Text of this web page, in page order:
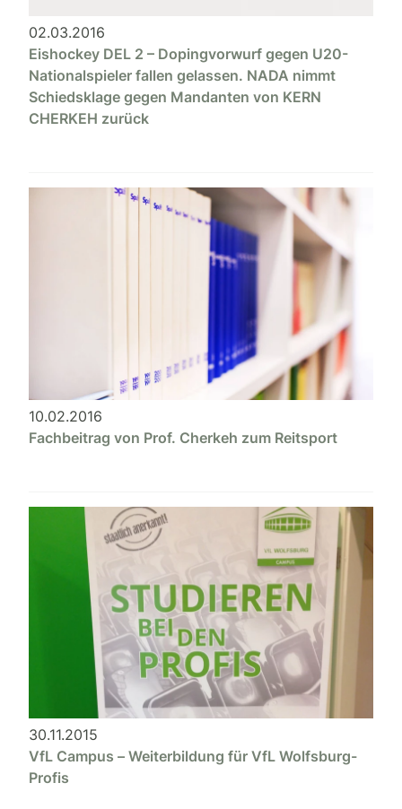
02.03.2016
Eishockey DEL 2 – Dopingvorwurf gegen U20-
Nationalspieler fallen gelassen. NADA nimmt
Schiedsklage gegen Mandanten von KERN
CHERKEH zurück
10.02.2016
Fachbeitrag von Prof. Cherkeh zum Reitsport
30.11.2015
VfL Campus – Weiterbildung für VfL Wolfsburg-
Profis